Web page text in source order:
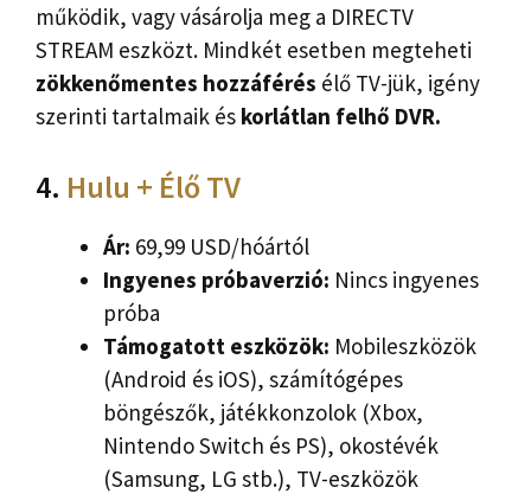
működik, vagy vásárolja meg a DIRECTV
STREAM eszközt. Mindkét esetben megteheti
zökkenőmentes hozzáférés élő TV-jük, igény
szerinti tartalmaik és korlátlan felhő DVR.
4. Hulu + Élő TV
Ár: 69,99 USD/hóártól
Ingyenes próbaverzió: Nincs ingyenes
próba
Támogatott eszközök: Mobileszközök
(Android és iOS), számítógépes
böngészők, játékkonzolok (Xbox,
Nintendo Switch és PS), okostévék
(Samsung, LG stb.), TV-eszközök